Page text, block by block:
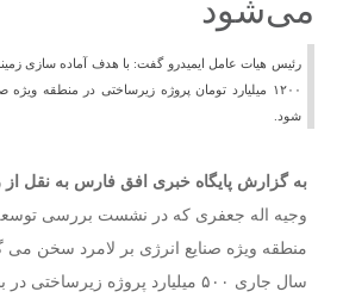
می‌شود
رئیس هیات عامل ایمیدرو گفت: با هدف آماده سازی
۱۲۰۰ میلیارد تومان پروژه زیرساختی در منطقه
شود.
به گزارش پایگاه خبری افق فارس به نقل از
وجیه اله جعفری که در نشست بررسی
منطقه ویژه صنایع انرژی بر لامرد سخن می
سال جاری ۵۰۰ میلیارد پروژه